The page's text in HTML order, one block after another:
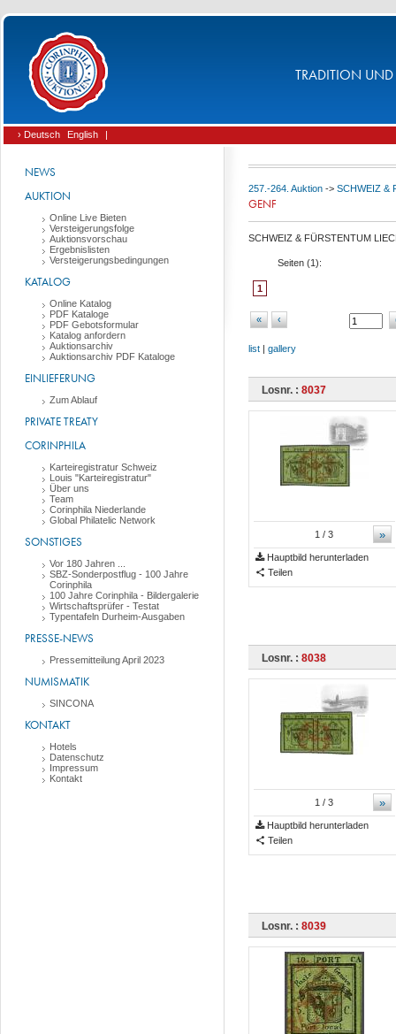
TRADITION UND
› Deutsch English |
NEWS
AUKTION
Online Live Bieten
Versteigerungsfolge
Auktionsvorschau
Ergebnislisten
Versteigerungsbedingungen
KATALOG
Online Katalog
PDF Kataloge
PDF Gebotsformular
Katalog anfordern
Auktionsarchiv
Auktionsarchiv PDF Kataloge
EINLIEFERUNG
Zum Ablauf
PRIVATE TREATY
CORINPHILA
Karteiregistratur Schweiz
Louis "Karteiregistratur"
Über uns
Team
Corinphila Niederlande
Global Philatelic Network
SONSTIGES
Vor 180 Jahren ...
SBZ-Sonderpostflug - 100 Jahre
Corinphila
100 Jahre Corinphila - Bildergalerie
Wirtschaftsprüfer - Testat
Typentafeln Durheim-Ausgaben
PRESSE-NEWS
Pressemitteilung April 2023
NUMISMATIK
SINCONA
KONTAKT
Hotels
Datenschutz
Impressum
Kontakt
257.-264. Auktion -> SCHWEIZ &
GENF
SCHWEIZ & FÜRSTENTUM
Seiten (1):
1
« ‹
list | gallery
Losnr. : 8037
»
1 / 3
Hauptbild herunterladen
Teilen
Losnr. : 8038
»
1 / 3
Hauptbild herunterladen
Teilen
Losnr. : 8039